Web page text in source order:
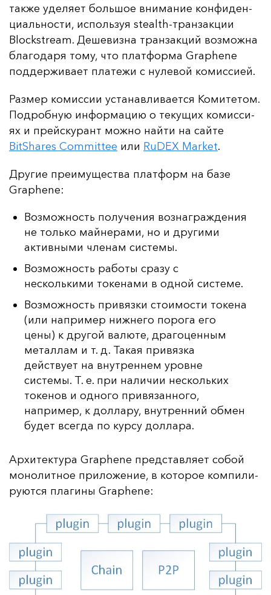
так­же уде­ля­ет боль­шое вни­ма­ние кон­фи­ден­
ци­аль­нос­ти, ис­поль­зуя stealth-тран­зак­ции
Blockstream. Де­ше­виз­на тран­зак­ций воз­мож­на
бла­го­да­ря то­му, что плат­фор­ма Graphene
под­дер­жи­ва­ет пла­те­жи с ну­ле­вой ко­мис­си­ей.
Раз­мер ко­мис­сии ус­та­нав­ли­ва­ет­ся Ко­ми­те­том.
Под­роб­ную ин­фор­ма­цию о те­ку­щих ко­мис­си­
ях и прей­ску­рант мож­но най­ти на сай­те
BitShares Committee или RuDEX Market.
Дру­гие пре­иму­щес­тва плат­форм на ба­зе
Graphene:
Возможность получения вознаграждения
не только майнерами, но и другими
активными членам системы.
Возможность работы сразу с
несколькими токенами в одной системе.
Возможность привязки стоимости токена
(или например нижнего порога его
цены) к другой валюте, драгоценным
металлам и т. д. Такая привязка
действует на внутреннем уровне
системы. Т. е. при наличии нескольких
токенов и одного привязанного,
например, к доллару, внутренний обмен
будет всегда по курсу доллара.
Ар­хи­тек­ту­ра Graphene пред­став­ля­ет со­бой
мо­но­лит­ное при­ло­же­ние, в ко­то­рое ком­пи­ли­
ру­ют­ся пла­ги­ны Graphene: